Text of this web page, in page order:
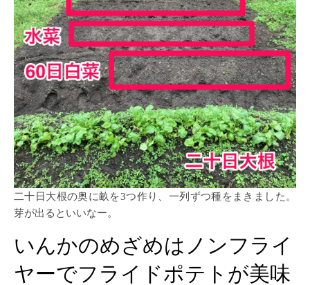
二十日大根の奥に畝を3つ作り、一列ずつ種をまきました。
芽が出るといいなー。
いんかのめざめはノンフライ
ヤーでフライドポテトが美味